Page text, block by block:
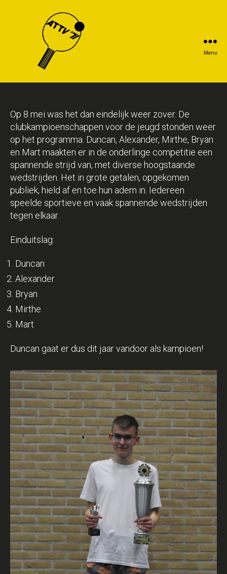
Menu
Op 8 mei was het dan eindelijk weer zover. De
clubkampioenschappen voor de jeugd stonden weer
op het programma. Duncan, Alexander, Mirthe, Bryan
en Mart maakten er in de onderlinge competitie een
spannende strijd van, met diverse hoogstaande
wedstrijden. Het in grote getalen, opgekomen
publiek, hield af en toe hun adem in. Iedereen
speelde sportieve en vaak spannende wedstrijden
tegen elkaar.
Einduitslag:
Duncan
Alexander
Bryan
Mirthe
Mart
Duncan gaat er dus dit jaar vandoor als kampioen!